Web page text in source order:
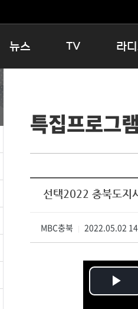
뉴스
보은
옥천
TV
인생내컷
테마기행 길
시청자 FLEX
특집프로그램
종영프로그램
라
16:00 완
우리 고
특집프로그
선택2022 충북도지
MBC충북 2022.05.02